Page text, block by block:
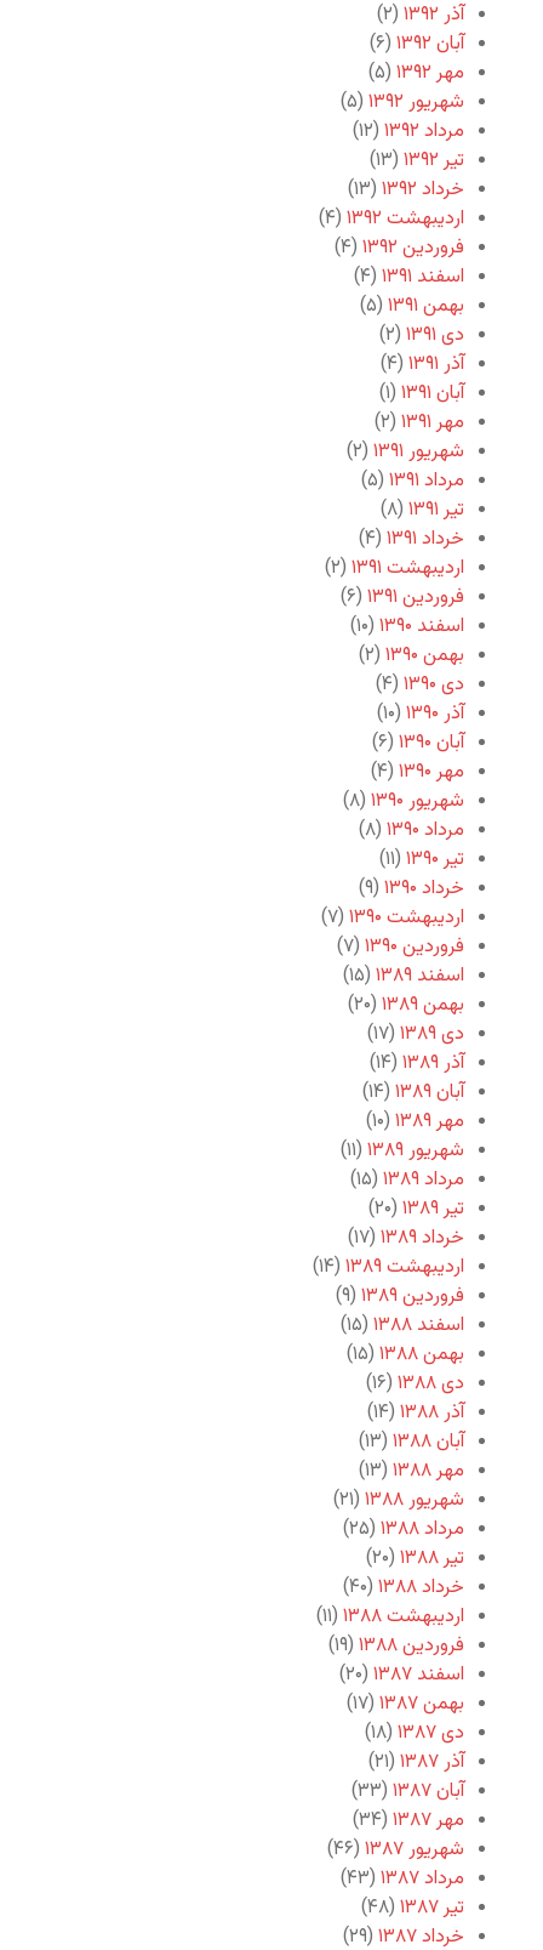
آذر ۱۳۹۲
(۲)
آبان ۱۳۹۲
(۶)
مهر ۱۳۹۲
(۵)
شهریور ۱۳۹۲
(۵)
مرداد ۱۳۹۲
(۱۲)
تیر ۱۳۹۲
(۱۳)
خرداد ۱۳۹۲
(۱۳)
اردیبهشت ۱۳۹۲
(۴)
فروردین ۱۳۹۲
(۴)
اسفند ۱۳۹۱
(۴)
بهمن ۱۳۹۱
(۵)
دی ۱۳۹۱
(۲)
آذر ۱۳۹۱
(۴)
آبان ۱۳۹۱
(۱)
مهر ۱۳۹۱
(۲)
شهریور ۱۳۹۱
(۲)
مرداد ۱۳۹۱
(۵)
تیر ۱۳۹۱
(۸)
خرداد ۱۳۹۱
(۴)
اردیبهشت ۱۳۹۱
(۲)
فروردین ۱۳۹۱
(۶)
اسفند ۱۳۹۰
(۱۰)
بهمن ۱۳۹۰
(۲)
دی ۱۳۹۰
(۴)
آذر ۱۳۹۰
(۱۰)
آبان ۱۳۹۰
(۶)
مهر ۱۳۹۰
(۴)
شهریور ۱۳۹۰
(۸)
مرداد ۱۳۹۰
(۸)
تیر ۱۳۹۰
(۱۱)
خرداد ۱۳۹۰
(۹)
اردیبهشت ۱۳۹۰
(۷)
فروردین ۱۳۹۰
(۷)
اسفند ۱۳۸۹
(۱۵)
بهمن ۱۳۸۹
(۲۰)
دی ۱۳۸۹
(۱۷)
آذر ۱۳۸۹
(۱۴)
آبان ۱۳۸۹
(۱۴)
مهر ۱۳۸۹
(۱۰)
شهریور ۱۳۸۹
(۱۱)
مرداد ۱۳۸۹
(۱۵)
تیر ۱۳۸۹
(۲۰)
خرداد ۱۳۸۹
(۱۷)
اردیبهشت ۱۳۸۹
(۱۴)
فروردین ۱۳۸۹
(۹)
اسفند ۱۳۸۸
(۱۵)
بهمن ۱۳۸۸
(۱۵)
دی ۱۳۸۸
(۱۶)
آذر ۱۳۸۸
(۱۴)
آبان ۱۳۸۸
(۱۳)
مهر ۱۳۸۸
(۱۳)
شهریور ۱۳۸۸
(۲۱)
مرداد ۱۳۸۸
(۲۵)
تیر ۱۳۸۸
(۲۰)
خرداد ۱۳۸۸
(۴۰)
اردیبهشت ۱۳۸۸
(۱۱)
فروردین ۱۳۸۸
(۱۹)
اسفند ۱۳۸۷
(۲۰)
بهمن ۱۳۸۷
(۱۷)
دی ۱۳۸۷
(۱۸)
آذر ۱۳۸۷
(۲۱)
آبان ۱۳۸۷
(۳۳)
مهر ۱۳۸۷
(۳۴)
شهریور ۱۳۸۷
(۴۶)
مرداد ۱۳۸۷
(۴۳)
تیر ۱۳۸۷
(۴۸)
خرداد ۱۳۸۷
(۲۹)